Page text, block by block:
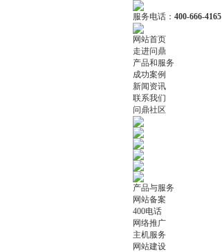
服务电话： 400-666-4165
网站首页
走进问鼎
产品和服务
成功案例
新闻资讯
联系我们
问鼎社区
产品与服务
网站备案
400电话
网络推广
主机服务
网站建设